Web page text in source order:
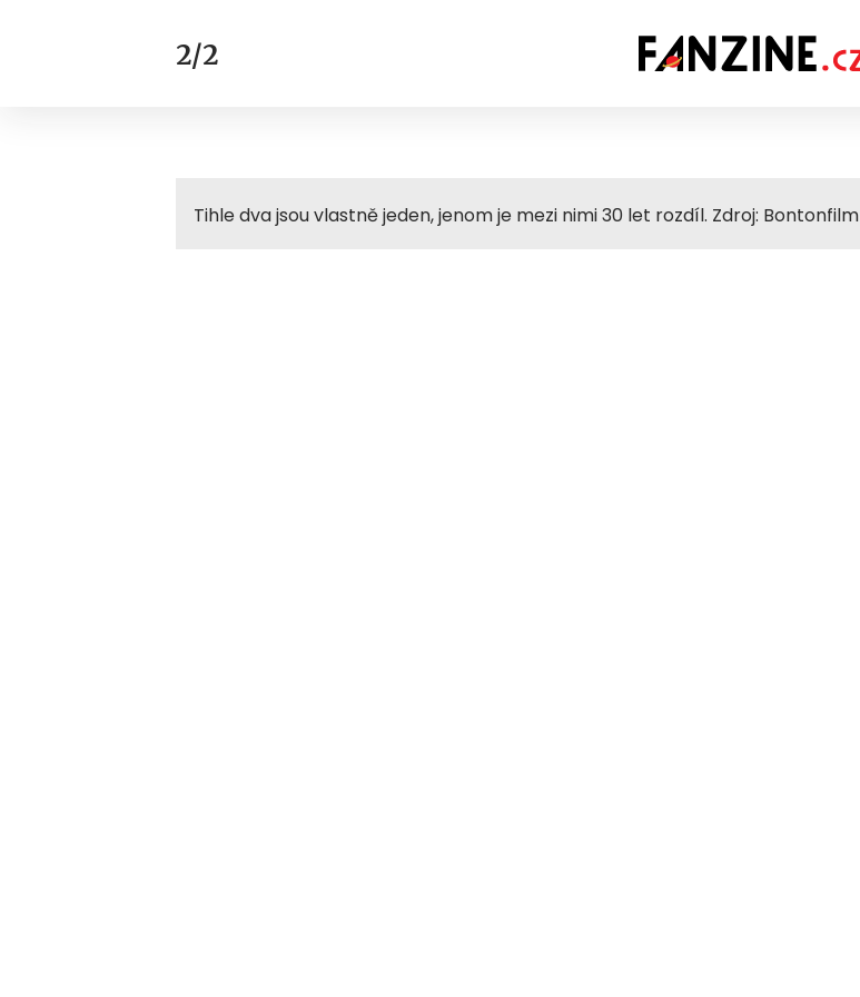
2/2
Tihle dva jsou vlastně jeden, jenom je mezi nimi 30 let rozdíl. Zdroj: Bontonfilm